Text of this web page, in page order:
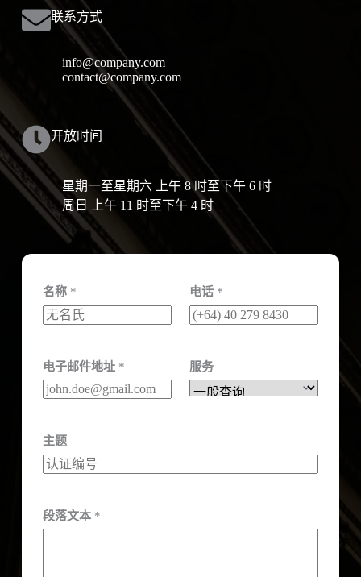
联系方式
info@company.com
contact@company.com
开放时间
星期一至星期六 上午 8 时至下午 6 时
周日 上午 11 时至下午 4 时
名称 * 电话 *
电子邮件地址 * 服务
主题
段落文本 *